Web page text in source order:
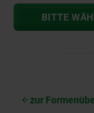
BITTE
zur